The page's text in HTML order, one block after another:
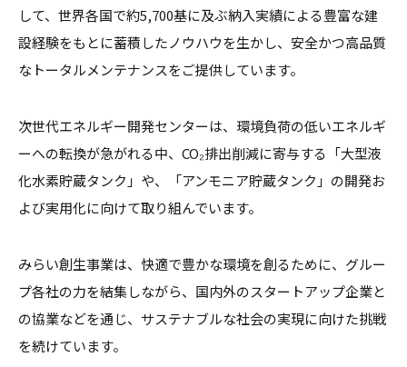
して、世界各国で約5,700基に及ぶ納入実績による豊富な建
設経験をもとに蓄積したノウハウを生かし、安全かつ高品質
なトータルメンテナンスをご提供しています。
次世代エネルギー開発センターは、環境負荷の低いエネルギ
ーへの転換が急がれる中、CO₂排出削減に寄与する「大型液
化水素貯蔵タンク」や、「アンモニア貯蔵タンク」の開発お
よび実用化に向けて取り組んでいます。
みらい創生事業は、快適で豊かな環境を創るために、グルー
プ各社の力を結集しながら、国内外のスタートアップ企業と
の協業などを通じ、サステナブルな社会の実現に向けた挑戦
を続けています。